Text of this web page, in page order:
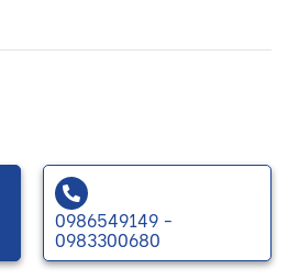
0986549149 -
0983300680